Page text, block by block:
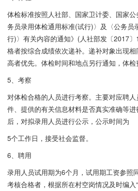
体检标准按照人社部、国家卫计委、国家
务员录用体检通用标准(试行)〉及〈公务员
行)〉有关内容的通知》(人社部发〔2017
格者按综合成绩依次递补。递补对象出现
高者优先。体检时间和地点另行通知，体检
5、考察
对体检合格的人员进行考察。主要对应聘
件、提供的有关信息材料是否真实准确等
后，对拟录用人员进行公示，公示时间为
5个工作日，接受社会监督。
6、聘用
录用人员试用期为6个月，试用期工资参照
考核合格者，根据所在村空岗情况及时编入